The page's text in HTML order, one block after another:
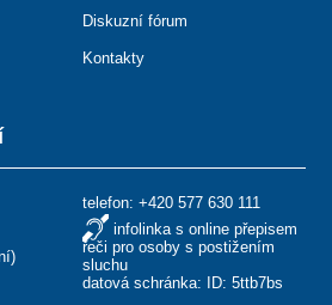
)
telefon: +420 577 630 111
infolinka s online přepisem
řeči pro osoby s postižením
sluchu
datová schránka: ID: 5ttb7bs
Diskuzní fórum
Kontakty